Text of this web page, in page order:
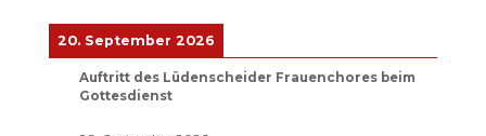
20. September 2026
Auftritt des Lüdenscheider Frauenchores beim
Gottesdienst